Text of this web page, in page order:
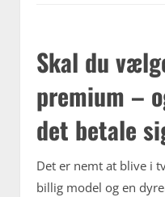
Skal du
premium –
det betale
Det er nemt at blive i
billig model og en